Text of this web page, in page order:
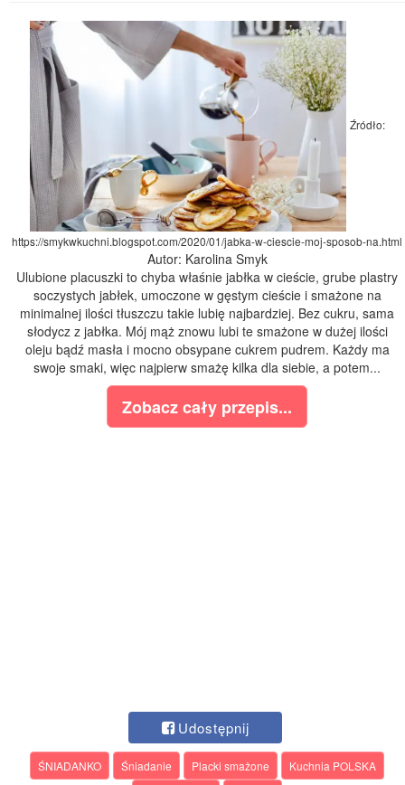
Źródło:
https://smykwkuchni.blogspot.com/2020/01/jabka-w-ciescie-moj-sposob-na.html
Autor: Karolina Smyk
Ulubione placuszki to chyba właśnie jabłka w cieście, grube plastry
soczystych jabłek, umoczone w gęstym cieście i smażone na
minimalnej ilości tłuszczu takie lubię najbardziej. Bez cukru, sama
słodycz z jabłka. Mój mąż znowu lubi te smażone w dużej ilości
oleju bądź masła i mocno obsypane cukrem pudrem. Każdy ma
swoje smaki, więc najpierw smażę kilka dla siebie, a potem...
Zobacz cały przepis...
Udostępnij
ŚNIADANKO Śniadanie Placki smażone
Kuchnia POLSKA